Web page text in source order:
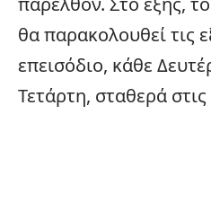
θα παρακολουθεί τις
επεισόδιο, κάθε
Τετάρτη, σταθερά στις